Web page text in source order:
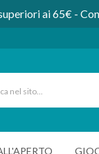
ai 65€ -